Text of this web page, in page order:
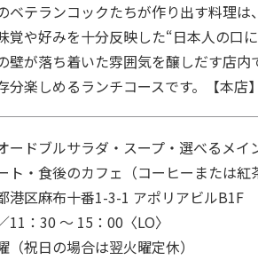
ベテランコックたちが作り出す料理は
覚や好みを十分反映した“日本人の口
壁が落ち着いた雰囲気を醸しだす店内
分楽しめるランチコースです。【本店
ードブルサラダ・スープ・選べるメイ
ト・食後のカフェ（コーヒーまたは紅
港区麻布十番1-3-1 アポリアビルB1F
：30 ～ 15：00〈LO〉
祝日の場合は翌火曜定休）